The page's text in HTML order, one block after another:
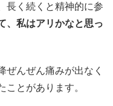
長く続くと精神的に参
、私はアリかなと思っ
ぜんぜん痛みが出なく
ことがあります。